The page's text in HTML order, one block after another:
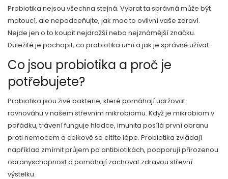
Probiotika nejsou všechna stejná. Vybrat ta správná může být
matoucí, ale nepodceňujte, jak moc to ovlivní vaše zdraví.
Nejde jen o to koupit nejdražší nebo nejznámější značku.
Důležité je pochopit, co probiotika umí a jak je správně užívat.
Co jsou probiotika a proč je
potřebujete?
Probiotika jsou živé bakterie, které pomáhají udržovat
rovnováhu v našem střevním mikrobiomu. Když je mikrobiom v
pořádku, trávení funguje hladce, imunita posílá první obranu
proti nemocem a celkově se cítíte lépe. Probiotika zvládají
například zmírnit průjem po antibiotikách, podporují přirozenou
obranyschopnost a pomáhají zachovat zdravou střevní
výstelku.